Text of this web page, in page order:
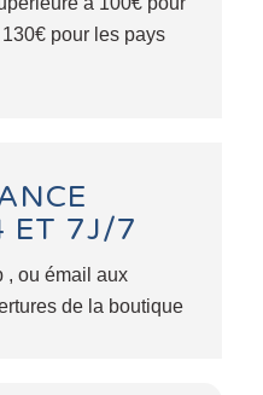
130€ pour les pays
ET 7J/7
, ou émail aux
de la boutique